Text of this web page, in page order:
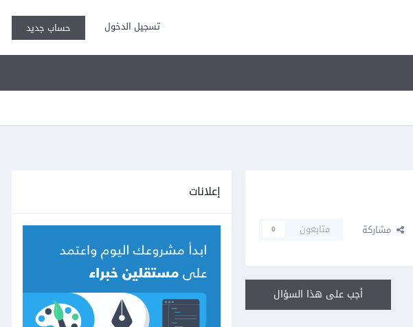
تسجيل الدخول حساب جديد
مشاركة متابعون 0
أجب على هذا السؤال
إعلانات